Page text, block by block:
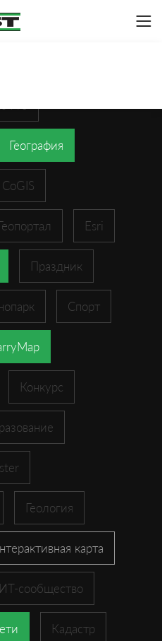
География
CoGIS
Esri
Праздник
Спорт
Конкурс
Геология
карта
ИТ-сообщество
Кадастр